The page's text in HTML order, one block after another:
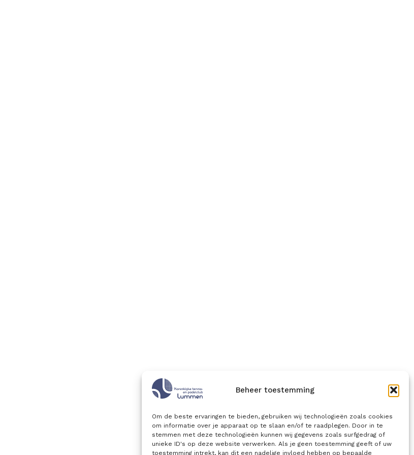
Beheer toestemming
Om de beste ervaringen te bieden, gebruiken wij technologieën zoals cookies
om informatie over je apparaat op te slaan en/of te raadplegen. Door in te
stemmen met deze technologieën kunnen wij gegevens zoals surfgedrag of
unieke ID's op deze website verwerken. Als je geen toestemming geeft of uw
toestemming intrekt, kan dit een nadelige invloed hebben op bepaalde